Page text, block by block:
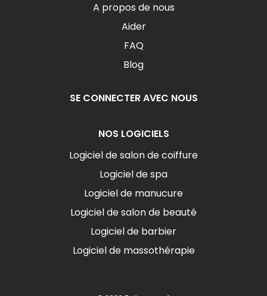
A propos de nous
Aider
FAQ
Blog
SE CONNECTER AVEC NOUS
NOS LOGICIELS
Logiciel de salon de coiffure
Logiciel de spa
Logiciel de manucure
Logiciel de salon de beauté
Logiciel de barbier
Logiciel de massothérapie